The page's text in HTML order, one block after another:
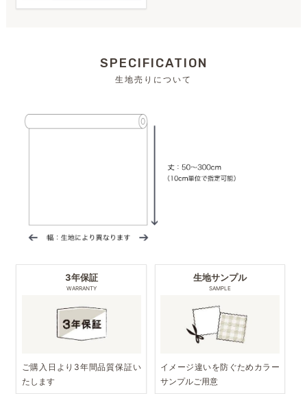
SPECIFICATION
生地売りについて
3年保証
WARRANTY
ご購入日より3年間品質保証い
たします
生地サンプル
SAMPLE
イメージ違いを防ぐためカラー
サンプルご用意